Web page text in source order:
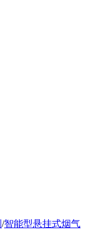
/智能型悬挂式烟气